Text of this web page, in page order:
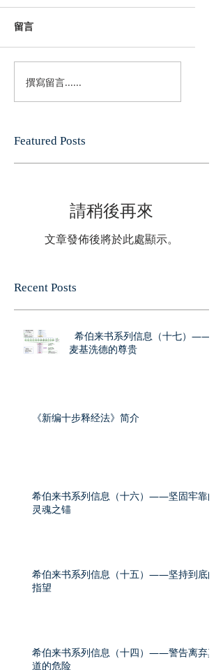
留言
撰寫留言......
Featured Posts
請稍後再來
文章發佈後將於此處顯示。
Recent Posts
希伯来书系列信息（十七）——
麦基洗德的尊贵
《新编十步释经法》简介
希伯来书系列信息（十六）——坚固牢靠的
灵魂之锚
希伯来书系列信息（十五）——坚持到底的
指望
希伯来书系列信息（十四）——警告离弃真
道的危险